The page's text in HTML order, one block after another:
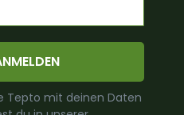
Tepto mit deinen Daten